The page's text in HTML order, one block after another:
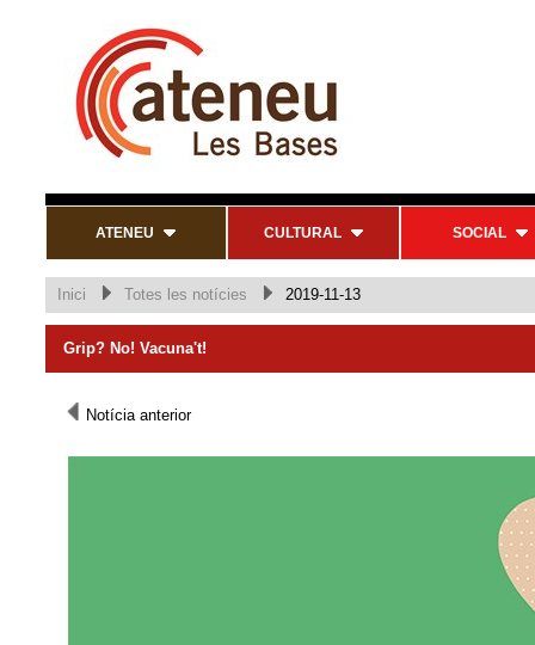
ATENEU CULTURAL SOCIAL
Inici Totes les notícies 2019-11-13
Grip? No! Vacuna't!
Notícia anterior